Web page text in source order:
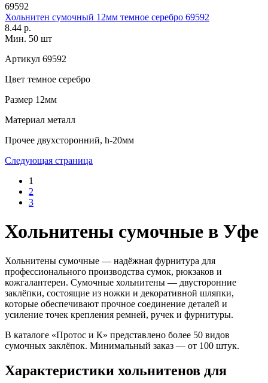
69592
Хольнитен сумочный 12мм темное серебро 69592
8.44 р.
Мин. 50 шт
Артикул 69592
Цвет темное серебро
Размер 12мм
Материал металл
Прочее двухсторонний, h-20мм
Следующая страница
1
2
3
Хольнитены сумочные в Уфе
Хольнитены сумочные — надёжная фурнитура для
профессионального производства сумок, рюкзаков и
кожгалантереи. Сумочные хольнитены — двусторонние
заклёпки, состоящие из ножки и декоративной шляпки,
которые обеспечивают прочное соединение деталей и
усиление точек крепления ремней, ручек и фурнитуры.
В каталоге «Протос и К» представлено более 50 видов
сумочных заклёпок. Минимальный заказ — от 100 штук.
Характеристики хольнитенов для